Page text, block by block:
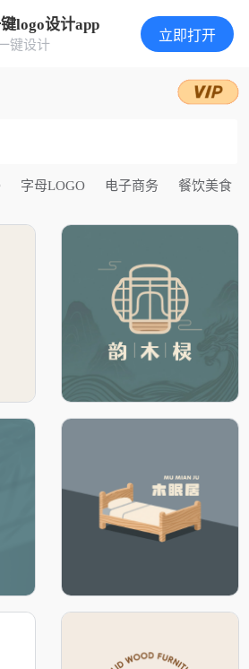
logo设计app
键设计
立即打开
字母LOGO 电子商务 餐饮美食